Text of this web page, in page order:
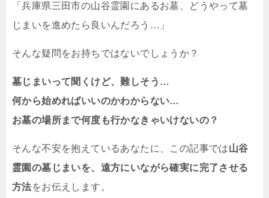
「兵庫県三田市の山谷霊園にあるお墓、どうやって墓
じまいを進めたら良いんだろう…」
そんな疑問をお持ちではないでしょうか？
墓じまいって聞くけど、難しそう…
何から始めればいいのかわからない…
お墓の場所まで何度も行かなきゃいけないの？
そんな不安を抱えているあなたに、この記事では山谷
霊園の墓じまいを、遠方にいながら確実に完了させる
方法をお伝えします。